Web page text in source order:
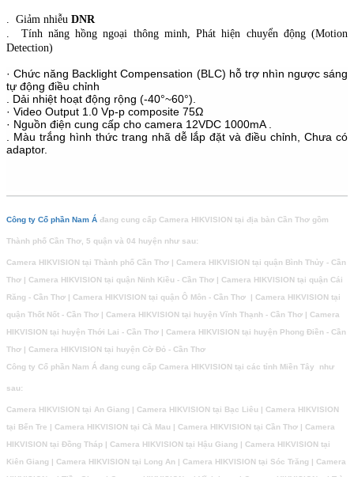
. Giảm nhiễu DNR
. Tính năng hồng ngoại thông minh, Phát hiện chuyển động (Motion
Detection)
· Chức năng Backlight Compensation (BLC) hỗ trợ nhìn ngược sáng
tự động điều chỉnh
. Dải nhiệt hoạt động rộng (-40°~60°).
· Video Output 1.0 Vp-p composite 75Ω
· Nguồn điện cung cấp cho camera 12VDC 1000mA .
. Màu trắng hình thức trang nhã dễ lắp đặt và điều chỉnh, Chưa có
adaptor.
Công ty Cổ phần Nam Á đang cung cấp Camera HIKVISION tại địa bàn Cần Thơ gồm
Thành phố Cần Thơ, 5 quận và 04 huyện như sau:
Camera HIKVISION tại Thành phố Cần Thơ | Camera HIKVISION tại quận Bình Thủy - Cần
Thơ | Camera HIKVISION tại quận Ninh Kiều - Cần Thơ | Camera HIKVISION tại quận Cái
Răng - Cần Thơ | Camera HIKVISION tại quận Ô Môn - Cần Thơ | Camera HIKVISION tại
quận Thốt Nốt - Cần Thơ | Camera HIKVISION tại huyện Vĩnh Thạnh - Cần Thơ | Camera
HIKVISION tại huyện Thới Lai - Cần Thơ | Camera HIKVISION tại huyện Phong Điền - Cần
Thơ | Camera HIKVISION tại huyện Cờ Đỏ - Cần Thơ
Công ty Cổ phần Nam Á đang cung cấp Camera HIKVISION tại các tỉnh Miền Tây như
sau:
Camera HIKVISION tại An Giang | Camera HIKVISION tại Bạc Liêu | Camera HIKVISION
tại Bến Tre | Camera HIKVISION tại Cà Mau | Camera HIKVISION tại Cần Thơ | Camera
HIKVISION tại Đồng Tháp | Camera HIKVISION tại Hậu Giang | Camera HIKVISION tại
Kiên Giang | Camera HIKVISION tại Long An | Camera HIKVISION tại Sóc Trăng | Camera